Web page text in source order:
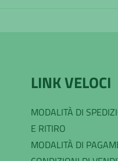
LINK VELOCI
MODALITÀ DI
E RITIRO
MODALITÀ DI